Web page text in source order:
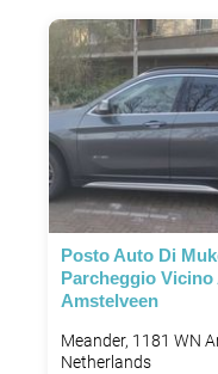
P
P
Posto Auto Di
Parcheggio Vicino
Amstelveen
Meander, 1181 WN
Netherlands